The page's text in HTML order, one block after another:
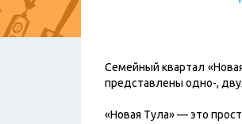
Семейный квартал
представлены одно-,
«Новая Тула» — это